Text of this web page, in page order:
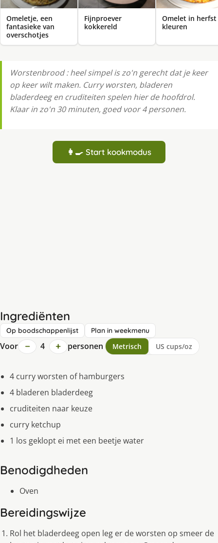
Omeletje, een
fantasieke van
overschotjes
Fijnproever
kokkereld
Omelet in herfst
kleuren
Worstenbrood : heel simpel is zo'n gerecht dat je keer
op keer wilt maken. Curry worsten, bladeren
bladerdeeg en cruditeiten spelen hier de hoofdrol.
Klaar in zo'n 30 minuten, goed voor 4 personen.
👩‍🍳 Start kookmodus
Ingrediënten
Op boodschappenlijst Plan in weekmenu
Voor − 4 + personen Metrisch US cups/oz
4 curry worsten of hamburgers
4 bladeren bladerdeeg
cruditeiten naar keuze
curry ketchup
1 los geklopt ei met een beetje water
Benodigdheden
Oven
Bereidingswijze
Rol het bladerdeeg open leg er de worsten op smeer de